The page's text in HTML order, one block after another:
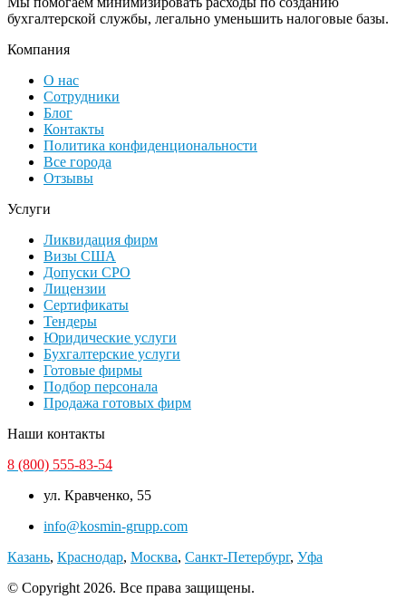
бухгалтерской службы, легально уменьшить налоговые базы.
Компания
О нас
Сотрудники
Блог
Контакты
Политика конфиденциональности
Все города
Отзывы
Услуги
Ликвидация фирм
Визы США
Допуски СРО
Лицензии
Сертификаты
Тендеры
Юридические услуги
Бухгалтерские услуги
Готовые фирмы
Подбор персонала
Продажа готовых фирм
Наши контакты
8 (800) 555-83-54
ул. Кравченко, 55
info@kosmin-grupp.com
Казань, Краснодар, Москва, Санкт-Петербург, Уфа
© Copyright 2026. Все права защищены.